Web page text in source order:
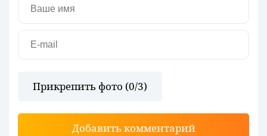
Прикрепить фото (0/3)
Добавить комментарий